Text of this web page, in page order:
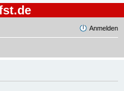
Anmelden